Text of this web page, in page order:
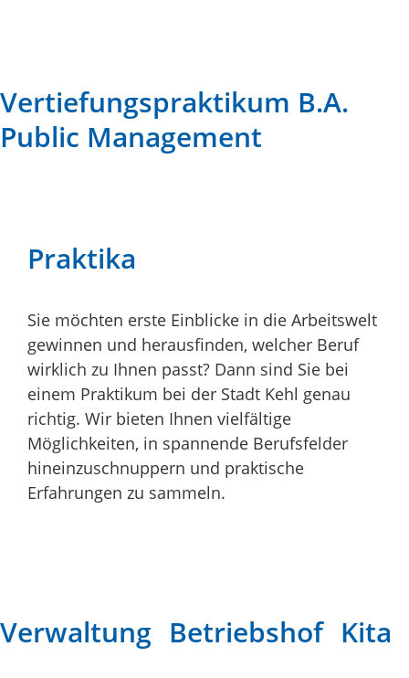
Vertiefungspraktikum B.A.
Public Management
Praktika
Sie möchten erste Einblicke in die Arbeitswelt
gewinnen und herausfinden, welcher Beruf
wirklich zu Ihnen passt? Dann sind Sie bei
einem Praktikum bei der Stadt Kehl genau
richtig. Wir bieten Ihnen vielfältige
Möglichkeiten, in spannende Berufsfelder
hineinzuschnuppern und praktische
Erfahrungen zu sammeln.
Verwaltung Betriebshof Kita